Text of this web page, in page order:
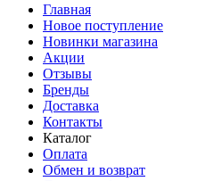
Главная
Новое поступление
Новинки магазина
Акции
Отзывы
Бренды
Доставка
Контакты
Каталог
Оплата
Обмен и возврат